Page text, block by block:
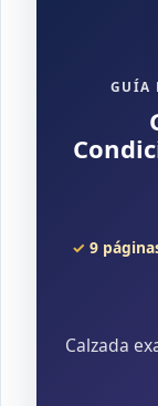
GUÍA
9
Calzada